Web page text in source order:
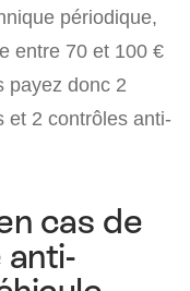
périodique,
entre 70 et 100 €
payez donc 2
et 2 contrôles anti-
cas de